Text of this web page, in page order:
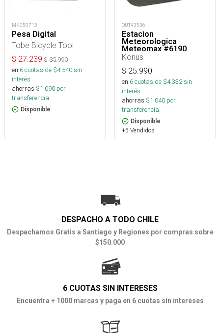
MK050713
Pesa Digital
Tobe Bicycle Tool
$ 27.239 $35.990
en 6cuotas de $4.540sin
interés
ahorras $1.090 por
transferencia.
Disponible
OUT43536
Estacion
Meteorologica
Meteomax #6190
Konus
$ 25.990
en 6cuotas de $4.332sin
interés
ahorras $1.040 por
transferencia.
Disponible
+5 Vendidos
DESPACHO A TODO CHILE
Despachamos Gratis a Santiago y Regiones por compras sobre
$150.000
6 CUOTAS SIN INTERESES
Encuentra + 1000 marcas y paga en 6 cuotas sin intereses